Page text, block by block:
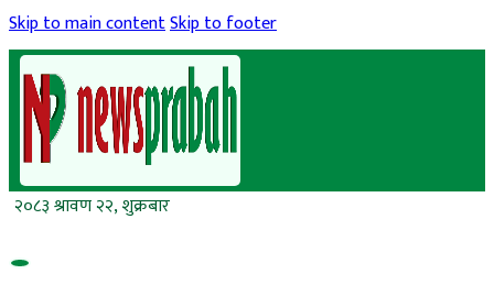
Skip to main contentSkip to footer
२०८३ श्रावण २२, शुक्रबार